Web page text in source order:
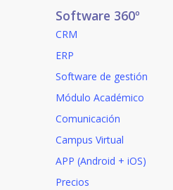
Software 360º
CRM
ERP
Software de gestión
Módulo Académico
Comunicación
Campus Virtual
APP (Android + iOS)
Precios